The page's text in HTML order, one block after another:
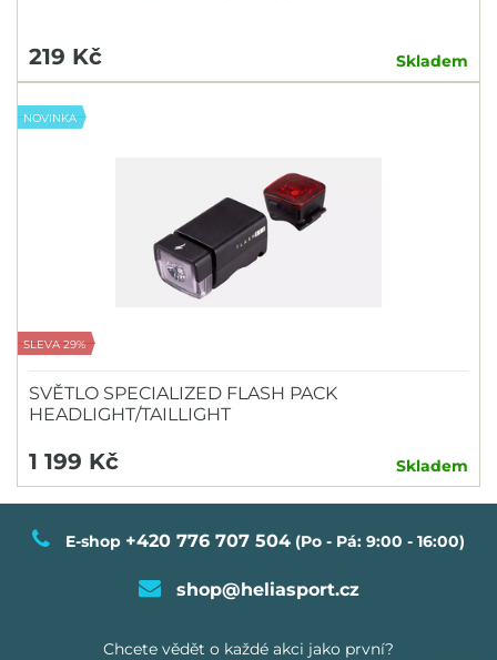
219 Kč Skladem
NOVINKA
SLEVA 29%
SVĚTLO SPECIALIZED FLASH PACK
HEADLIGHT/TAILLIGHT
1 199 Kč Skladem
E-shop +420 776 707 504 (Po - Pá: 9:00 - 16:00)
shop@heliasport.cz
Chcete vědět o každé akci jako první?